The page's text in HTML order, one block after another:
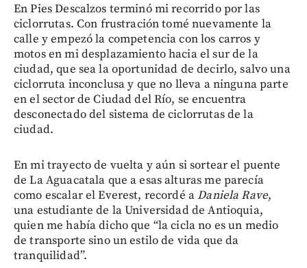
En Pies Descalzos terminó mi recorrido por las
ciclorrutas. Con frustración tomé nuevamente la
calle y empezó la competencia con los carros y
motos en mi desplazamiento hacia el sur de la
ciudad, que sea la oportunidad de decirlo, salvo una
ciclorruta inconclusa y que no lleva a ninguna parte
en el sector de Ciudad del Río, se encuentra
desconectado del sistema de ciclorrutas de la
ciudad.
En mi trayecto de vuelta y aún si sortear el puente
de La Aguacatala que a esas alturas me parecía
como escalar el Everest, recordé aDaniela Rave,
una estudiante de la Universidad de Antioquia,
quien me había dicho que “la cicla no es un medio
de transporte sino un estilo de vida que da
tranquilidad”.